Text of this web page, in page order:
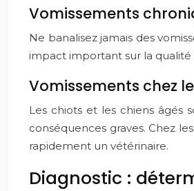
Vomissements
Ne banalisez jamais des
impact important sur la
Vomissements chez
Les chiots et les chiens âgés
conséquences graves. Chez
rapidement un vétérinaire.
Diagnostic :